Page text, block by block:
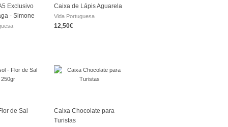
Exclusivo
- Simone
Caixa de Lápis Aguarela
Vida Portuguesa
12,50€
de Sal
Caixa Chocolate para
Turistas